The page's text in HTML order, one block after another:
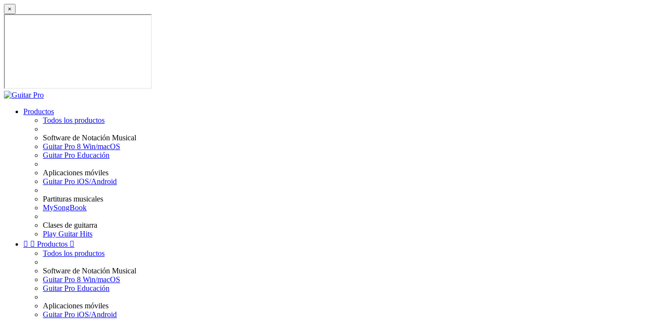
×
Productos
Todos los productos
Software de Notación Musical
Guitar Pro 8 Win/macOS
Guitar Pro Educación
Aplicaciones móviles
Guitar Pro iOS/Android
Partituras musicales
MySongBook
Clases de guitarra
Play Guitar Hits
  Productos 
Todos los productos
Software de Notación Musical
Guitar Pro 8 Win/macOS
Guitar Pro Educación
Aplicaciones móviles
Guitar Pro iOS/Android